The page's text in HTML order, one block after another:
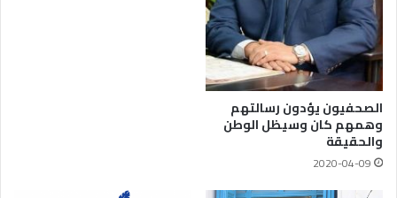
الصحفيون يؤدون رسالتهم
وهمهم كان وسيظل الوطن
والحقيقة
2020-04-09